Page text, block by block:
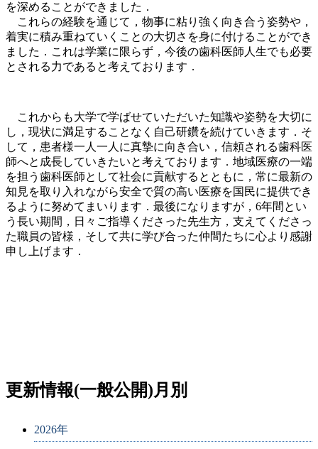
を深めることができました．
これらの経験を通じて，物事に粘り強く向き合う姿勢や，
着実に積み重ねていくことの大切さを身に付けることができ
ました．これは学業に限らず，今後の歯科医師人生でも必要
とされる力であると考えております．
これからも大学で学ばせていただいた知識や姿勢を大切に
し，現状に満足することなく自己研鑽を続けていきます．そ
して，患者様一人一人に真摯に向き合い，信頼される歯科医
師へと成長していきたいと考えております．地域医療の一端
を担う歯科医師として社会に貢献するとともに，常に最新の
知見を取り入れながら安全で質の高い医療を国民に提供でき
るように努めてまいります．最後になりますが，6年間とい
う長い期間，日々ご指導くださった先生方，支えてくださっ
た職員の皆様，そして共に学び合った仲間たちに心より感謝
申し上げます．
更新情報(一般公開)月別
2026年